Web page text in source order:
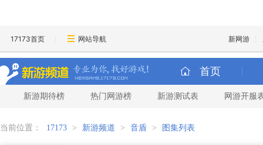
17173首页 网站导航 新网游
首页
新游期待榜 热门网游榜 新游测试表 网游开服
当前位置： 17173 > 新游频道 > 音盾 > 图集列表